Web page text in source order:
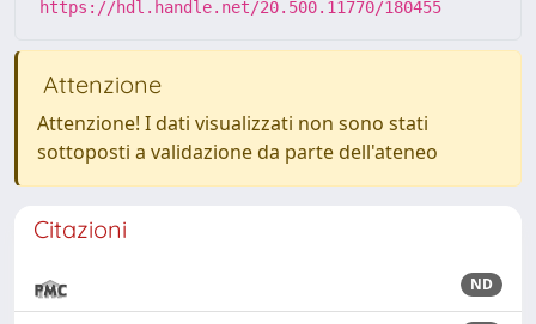
https://hdl.handle.net/20.500.11770/180455
Attenzione
Attenzione! I dati visualizzati non sono stati
sottoposti a validazione da parte dell'ateneo
Citazioni
ND